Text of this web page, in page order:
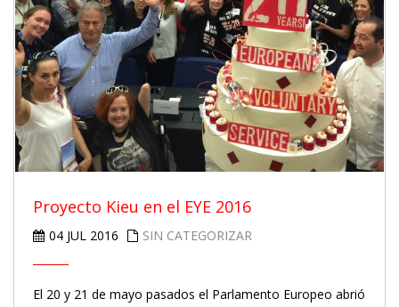
Proyecto Kieu en el EYE 2016
04 JUL 2016 SIN CATEGORIZAR
El 20 y 21 de mayo pasados el Parlamento Europeo abrió